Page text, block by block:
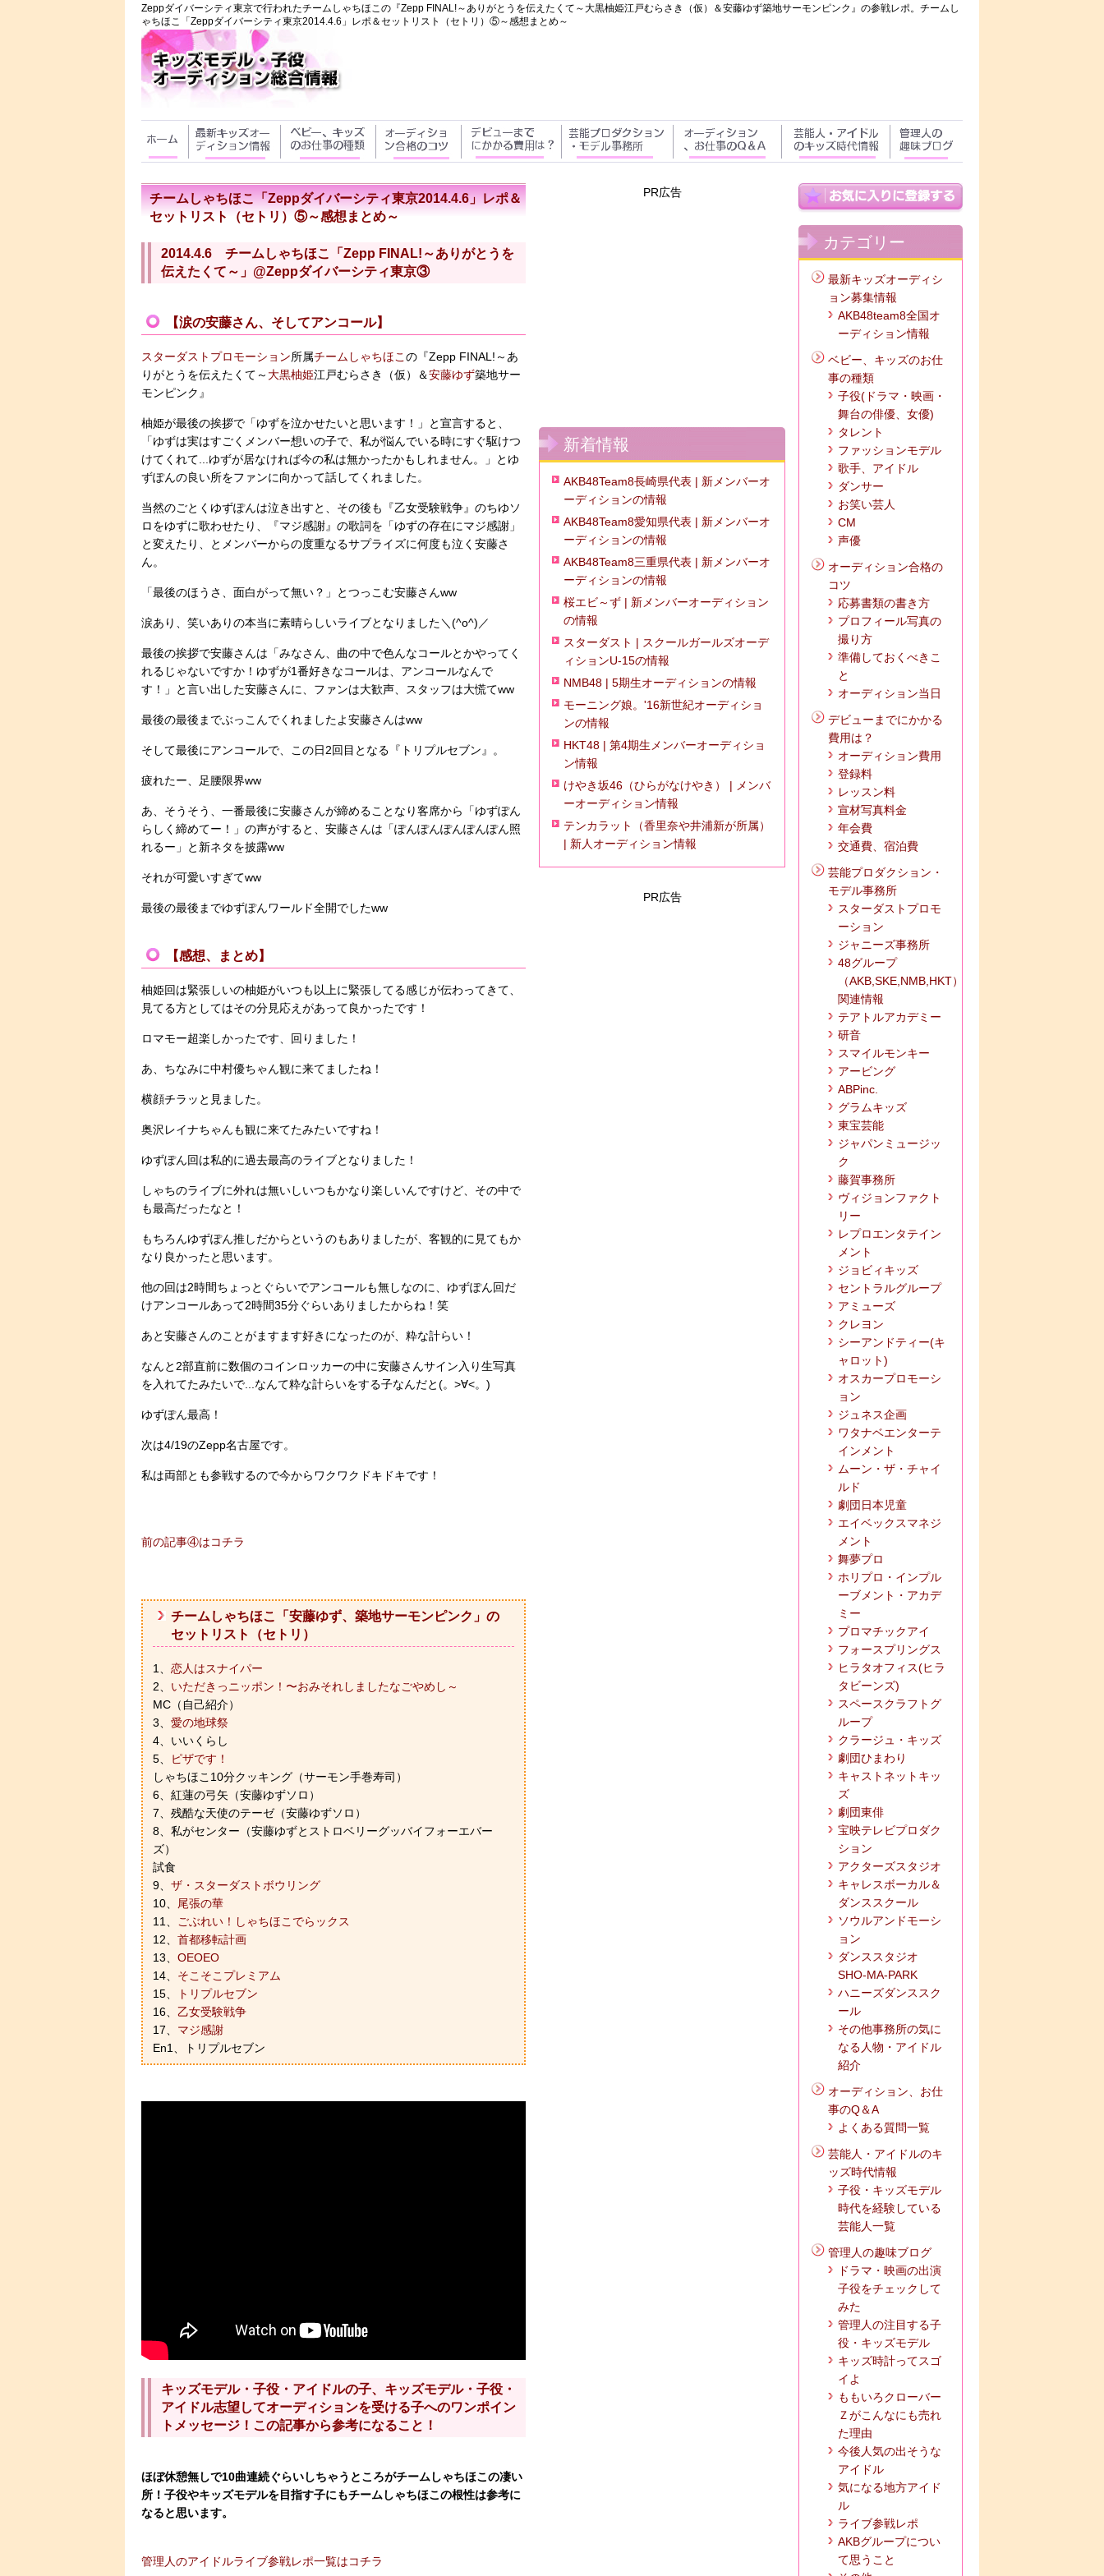
Zeppダイバーシティ東京で行われたチームしゃちほこの『Zepp FINAL!～ありがとうを伝えたくて～大黒柚姫江戸むらさき（仮）＆安藤ゆず築地サーモンピンク』の参戦レポ。チームし
ゃちほこ「Zeppダイバーシティ東京2014.4.6」レポ＆セットリスト（セトリ）⑤～感想まとめ～
チームしゃちほこ「Zeppダイバーシティ東京2014.4.6」レポ＆
セットリスト（セトリ）⑤～感想まとめ～
2014.4.6 チームしゃちほこ「Zepp FINAL!～ありがとうを
伝えたくて～」@Zeppダイバーシティ東京③
【涙の安藤さん、そしてアンコール】
スターダストプロモーション所属チームしゃちほこ の『Zepp FINAL!～あ
りがとうを伝えたくて～ 大黒柚姫江戸むらさき（仮）＆安藤ゆず築地サー
モンピンク』
柚姫が最後の挨拶で「ゆずを泣かせたいと思います！」と宣言すると、
「ゆずは実はすごくメンバー想いの子で、私が悩んでいる時にすぐ駆けつ
けてくれて...ゆずが居なければ今の私は無かったかもしれません。」とゆ
ずぽんの良い所をファンに向かって話してくれました。
当然のごとくゆずぽんは泣き出すと、その後も『乙女受験戦争』のちゆソ
ロをゆずに歌わせたり、『マジ感謝』の歌詞を「ゆずの存在にマジ感謝」
と変えたり、とメンバーからの度重なるサプライズに何度も泣く安藤さ
ん。
「最後のほうさ、面白がって無い？」とつっこむ安藤さんww
涙あり、笑いありの本当に素晴らしいライブとなりました＼(^o^)／
最後の挨拶で安藤さんは「みなさん、曲の中で色んなコールとかやってく
れるじゃないですか！ゆずが1番好きなコールは、アンコールなんで
す！」と言い出した安藤さんに、ファンは大歓声、スタッフは大慌てww
最後の最後までぶっこんでくれましたよ安藤さんはww
そして最後にアンコールで、この日2回目となる『トリプルセブン』。
疲れたー、足腰限界ww
あ、そうそう、一番最後に安藤さんが締めることなり客席から「ゆずぽん
らしく締めてー！」の声がすると、安藤さんは「ぽんぽんぽんぽんぽん照
れるー」と新ネタを披露ww
それが可愛いすぎてww
最後の最後までゆずぽんワールド全開でしたww
【感想、まとめ】
柚姫回は緊張しいの柚姫がいつも以上に緊張してる感じが伝わってきて、
見てる方としてはその分見応えがあって良かったです！
ロマモー超楽しかったです、回りました！
あ、ちなみに中村優ちゃん観に来てましたね！
横顔チラッと見ました。
奥沢レイナちゃんも観に来てたみたいですね！
ゆずぽん回は私的に過去最高のライブとなりました！
しゃちのライブに外れは無いしいつもかなり楽しいんですけど、その中で
も最高だったなと！
もちろんゆずぽん推しだからというのもありましたが、客観的に見てもか
なり良かったと思います。
他の回は2時間ちょっとぐらいでアンコールも無しなのに、ゆずぽん回だ
けアンコールあって2時間35分ぐらいありましたからね！笑
あと安藤さんのことがますます好きになったのが、粋な計らい！
なんと2部直前に数個のコインロッカーの中に安藤さんサイン入り生写真
を入れてたみたいで...なんて粋な計らいをする子なんだと(。>∀<。)
ゆずぽん最高！
次は4/19のZepp名古屋です。
私は両部とも参戦するので今からワクワクドキドキです！
前の記事④はコチラ
チームしゃちほこ「安藤ゆず、築地サーモンピンク」の
セットリスト（セトリ）
1、 恋人はスナイパー
2、 いただきっニッポン！〜おみそれしましたなごやめし～
MC（自己紹介）
3、 愛の地球祭
4、いいくらし
5、
ピザです！
しゃちほこ10分クッキング（サーモン手巻寿司）
6、紅蓮の弓矢（安藤ゆずソロ）
7、残酷な天使のテーゼ（安藤ゆずソロ）
8、私がセンター（安藤ゆずとストロベリーグッバイフォーエバー
ズ）
試食
9、 ザ・スターダストボウリング
10、 尾張の華
11、
ごぶれい！しゃちほこでらックス
12、 首都移転計画
13、 OEOEO
14、 そこそこプレミアム
15、
トリプルセブン
16、 乙女受験戦争
17、 マジ感謝
En1、トリプルセブン
キッズモデル・子役・アイドルの子、キッズモデル・子役・
アイドル志望してオーディションを受ける子へのワンポイン
トメッセージ！この記事から参考になること！
ほぼ休憩無しで10曲連続ぐらいしちゃうところがチームしゃちほこの凄い
所！子役やキッズモデルを目指す子にもチームしゃちほこの根性は参考に
なると思います。
管理人のアイドルライブ参戦レポ一覧はコチラ
PR広告
新着情報
AKB48Team8長崎県代表 | 新メンバーオ
ーディションの情報
AKB48Team8愛知県代表 | 新メンバーオ
ーディションの情報
AKB48Team8三重県代表 | 新メンバーオ
ーディションの情報
桜エビ～ず | 新メンバーオーディション
の情報
スターダスト | スクールガールズオーデ
ィションU-15の情報
NMB48 | 5期生オーディションの情報
モーニング娘。'16新世紀オーディショ
ンの情報
HKT48 | 第4期生メンバーオーディショ
ン情報
けやき坂46（ひらがなけやき） | メンバ
ーオーディション情報
テンカラット（香里奈や井浦新が所属）
| 新人オーディション情報
PR広告
カテゴリー
最新キッズオーディシ
ョン募集情報
AKB48team8全国オ
ーディション情報
ベビー、キッズのお仕
事の種類
子役(ドラマ・映画・
舞台の俳優、女優)
タレント
ファッションモデル
歌手、アイドル
ダンサー
お笑い芸人
CM
声優
オーディション合格の
コツ
応募書類の書き方
プロフィール写真の
撮り方
準備しておくべきこ
と
オーディション当日
デビューまでにかかる
費用は？
オーディション費用
登録料
レッスン料
宣材写真料金
年会費
交通費、宿泊費
芸能プロダクション・
モデル事務所
スターダストプロモ
ーション
ジャニーズ事務所
48グループ
（AKB,SKE,NMB,HKT）
関連情報
テアトルアカデミー
研音
スマイルモンキー
アービング
ABPinc.
グラムキッズ
東宝芸能
ジャパンミュージッ
ク
藤賀事務所
ヴィジョンファクト
リー
レプロエンタテイン
メント
ジョビィキッズ
セントラルグループ
アミューズ
クレヨン
シーアンドティー(キ
ャロット)
オスカープロモーシ
ョン
ジュネス企画
ワタナベエンターテ
インメント
ムーン・ザ・チャイ
ルド
劇団日本児童
エイベックスマネジ
メント
舞夢プロ
ホリプロ・インプル
ーブメント・アカデ
ミー
プロマチックアイ
フォースプリングス
ヒラタオフィス(ヒラ
タビーンズ)
スペースクラフトグ
ループ
クラージュ・キッズ
劇団ひまわり
キャストネットキッ
ズ
劇団東俳
宝映テレビプロダク
ション
アクターズスタジオ
キャレスボーカル＆
ダンススクール
ソウルアンドモーシ
ョン
ダンススタジオ
SHO-MA-PARK
ハニーズダンススク
ール
その他事務所の気に
なる人物・アイドル
紹介
オーディション、お仕
事のQ＆A
よくある質問一覧
芸能人・アイドルのキ
ッズ時代情報
子役・キッズモデル
時代を経験している
芸能人一覧
管理人の趣味ブログ
ドラマ・映画の出演
子役をチェックして
みた
管理人の注目する子
役・キッズモデル
キッズ時計ってスゴ
イよ
ももいろクローバー
Ｚがこんなにも売れ
た理由
今後人気の出そうな
アイドル
気になる地方アイド
ル
ライブ参戦レポ
AKBグループについ
て思うこと